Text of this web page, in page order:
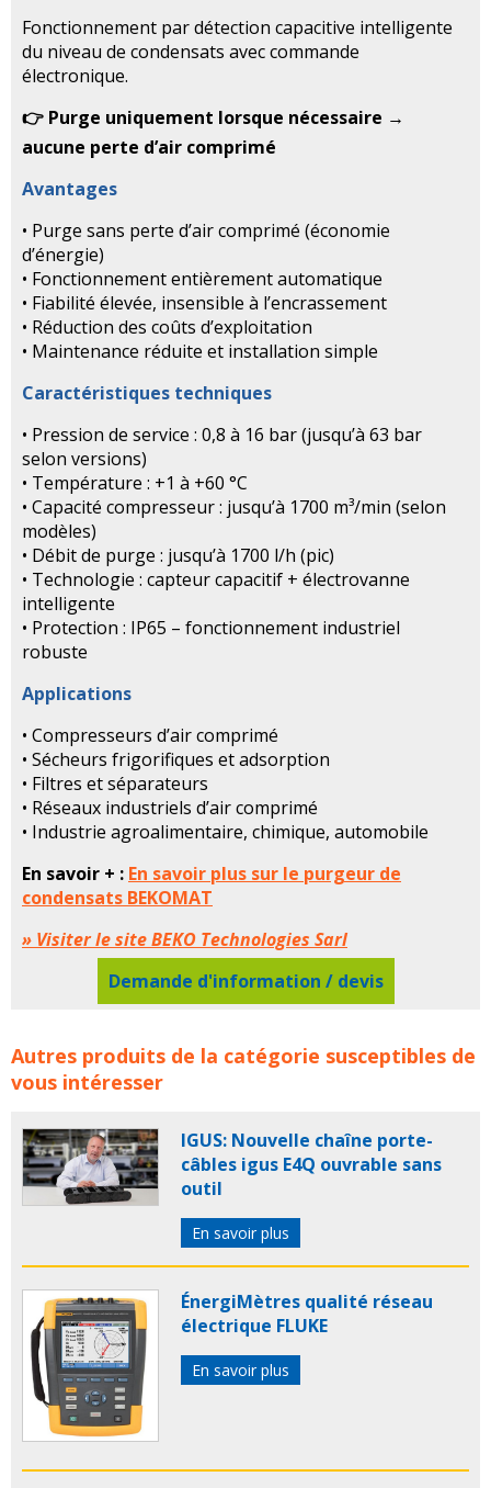
Fonctionnement par détection capacitive intelligente
du niveau de condensats avec commande
électronique.
👉 Purge uniquement lorsque nécessaire →
aucune perte d’air comprimé
Avantages
• Purge sans perte d’air comprimé (économie
d’énergie)
• Fonctionnement entièrement automatique
• Fiabilité élevée, insensible à l’encrassement
• Réduction des coûts d’exploitation
• Maintenance réduite et installation simple
Caractéristiques techniques
• Pression de service : 0,8 à 16 bar (jusqu’à 63 bar
selon versions)
• Température : +1 à +60 °C
• Capacité compresseur : jusqu’à 1700 m³/min (selon
modèles)
• Débit de purge : jusqu’à 1700 l/h (pic)
• Technologie : capteur capacitif + électrovanne
intelligente
• Protection : IP65 – fonctionnement industriel
robuste
Applications
• Compresseurs d’air comprimé
• Sécheurs frigorifiques et adsorption
• Filtres et séparateurs
• Réseaux industriels d’air comprimé
• Industrie agroalimentaire, chimique, automobile
En savoir + : En savoir plus sur le purgeur de
condensats BEKOMAT
» Visiter le site BEKO Technologies Sarl
Demande d'information / devis
Purgeur de condensats BEKOMAT® BEKO
TECHNOLOGIES concerne les familles de produits :
purgeurs condensats BEKOMAT beko technologies
Autres produits de la catégorie susceptibles de
vous intéresser
IGUS: Nouvelle chaîne porte-
câbles igus E4Q ouvrable sans
outil
En savoir plus
ÉnergiMètres qualité réseau
électrique FLUKE
En savoir plus